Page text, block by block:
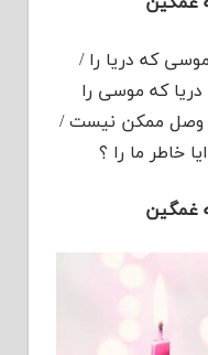
که دریا را /
که موسی را
وصل ممکن نیست /
خاطر ما را ؟
غمگین